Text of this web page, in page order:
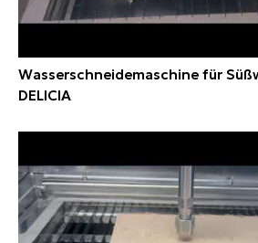
Wasserschneidemaschine für
DELICIA